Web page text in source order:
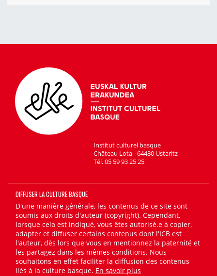
Institut culturel basque
Château Lota - 64480 Ustaritz
Tél. 05 59 93 25 25
DIFFUSER LA CULTURE BASQUE
D'une manière générale, les contenus de ce site sont
soumis aux droits d'auteur (copyright). Cependant,
lorsque cela est indiqué, vous êtes autorisé.e à copier,
adapter et diffuser certains contenus dont l'ICB est
l'auteur, dès lors que vous en mentionnez la paternité et
les partagez dans les mêmes conditions. Nous
souhaitons en effet faciliter la diffusion des contenus
liés à la culture basque. En savoir plus